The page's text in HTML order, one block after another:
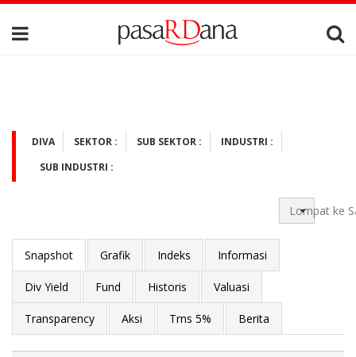
DIVA SEKTOR : SUB SEKTOR :
INDUSTRI :
SUB INDUSTRI :
Lompat ke
Snapshot Grafik Indeks Informasi
Div Yield Fund Historis Valuasi
Transparency Aksi Trns 5% Berita